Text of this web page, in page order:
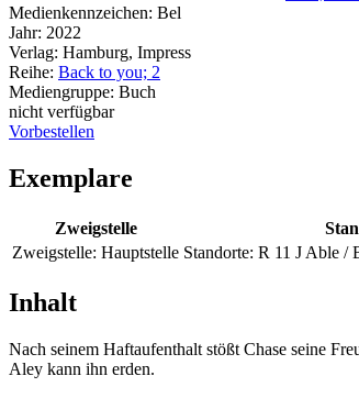
Medienkennzeichen: Bel
Jahr: 2022
Verlag: Hamburg, Impress
Reihe: Back to you; 2
Mediengruppe: Buch
nicht verfügbar
Vorbestellen
Exemplare
Zweigstelle
Zweigstelle: Hauptstelle Standorte: R 11 J Able /
Inhalt
Nach seinem Haftaufenthalt stößt Chase seine
Aley kann ihn erden.